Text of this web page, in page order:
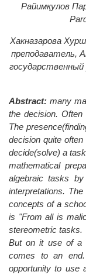
Райимқулов
Хакназарова
преподаватель,
Abstract: many
the decision.
The
decision quite
decide(solve) a
mathematical
algebraic tasks
interpretations.
concepts of a
is "From all is
stereometric tasks.
But on it use of a
comes to an
opportunity to use